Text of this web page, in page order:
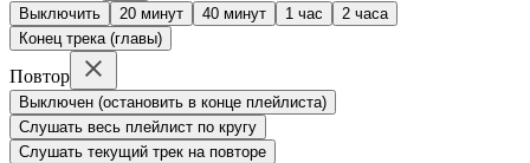
Выключить 20 минут 40 минут 1 час
2 часа
Конец трека (главы)
Повтор
Выключен (остановить в конце плейлиста)
Слушать весь плейлист по кругу
Слушать текущий трек на повторе